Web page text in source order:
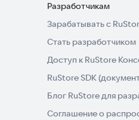
Разработчикам
Зарабатывать с
Стать разработчиком
Доступ к RuStore
RuStore SDK
Блог RuStore для
Соглашение о